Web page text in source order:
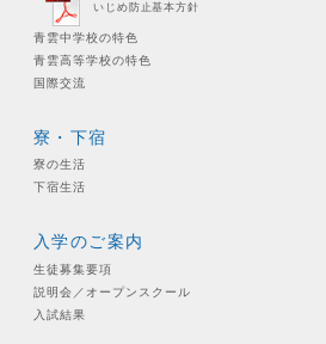
いじめ防止基本方針
青雲中学校の特色
青雲高等学校の特色
国際交流
寮・下宿
寮の生活
下宿生活
入学のご案内
生徒募集要項
説明会／オープンスクール
入試結果